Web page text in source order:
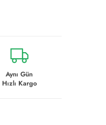
Aynı Gün
Hızlı Kargo